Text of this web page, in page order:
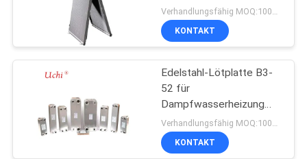
SITEMAP
PRIVACY
POLICY
NTC-
Temperaturfühler
145
erreicht effiziente
Wärmeübertragung
KONTAKT
Edelstahl-Lötplatte B3-
52 für
Dampfwasserheizung
MLCP
((Mikrokanalabkühlplatte
für Flüssigkeit) 5HP bis
KONTAKT